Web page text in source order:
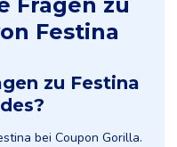
Festina
zu Festina
bei Coupon Gorilla.